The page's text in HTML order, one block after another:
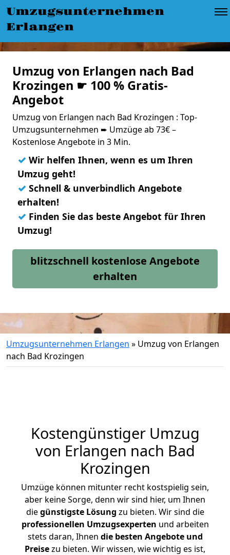
Umzugsunternehmen
Erlangen
Umzug von Erlangen nach Bad
Krozingen ☛ 100 % Gratis-
Angebot
Umzug von Erlangen nach Bad Krozingen : Top-
Umzugsunternehmen ➨ Umzüge ab 73€ –
Kostenlose Angebote in 3 Min.
✓ Wir helfen Ihnen, wenn es um Ihren
Umzug geht!
✓ Schnell & unverbindlich Angebote
erhalten!
✓ Finden Sie das beste Angebot für Ihren
Umzug!
blitzschnell kostenlose Angebote
erhalten
Umzugsunternehmen Erlangen » Umzug von Erlangen
nach Bad Krozingen
Kostengünstiger Umzug
von Erlangen nach Bad
Krozingen
Umzüge können mitunter recht kostspielig sein,
aber keine Sorge, denn wir sind hier, um Ihnen
diegünstigste Lösung zu bieten. Wir sind die
professionellen Umzugsexperten und arbeiten
stets daran, Ihnen die besten Angebote und
Preisezu bieten. Wir wissen, wie wichtig es ist,